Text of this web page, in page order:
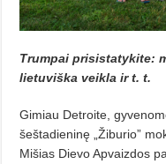
Trumpai prisistatykite:
lietuviška veikla ir t. t.
Gimiau Detroite,
šeštadieninę „Žiburio”
Mišias Dievo Apvaizdos